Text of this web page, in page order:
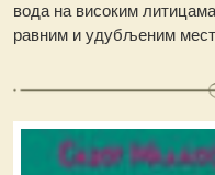
вода на високим
равним и удубљеним